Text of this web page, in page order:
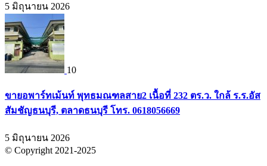
5 มิถุนายน 2026
10
ขายอพาร์ทเม้นท์ พุทธมณฑลสาย2 เนื้อที่ 232 ตร.ว. ใกล้ ร.ร.อัส
สัมชัญธนบุรี, ตลาดธนบุรี โทร. 0618056669
5 มิถุนายน 2026
© Copyright 2021-2025